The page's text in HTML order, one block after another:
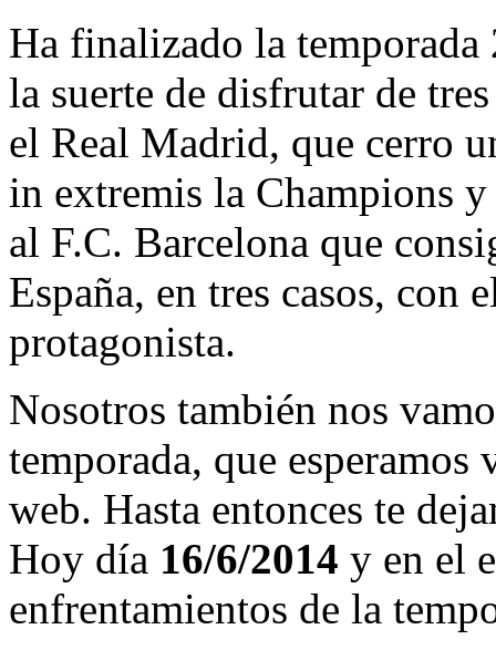
Ha finalizado la
la suerte de disfrutar de
el Real Madrid, que cerro
in extremis la Champions
al F.C. Barcelona que
España, en tres casos,
protagonista.
Nosotros también nos
temporada, que esperamos
web. Hasta entonces te
Hoy día 16/6/2014 y en el
enfrentamientos de la